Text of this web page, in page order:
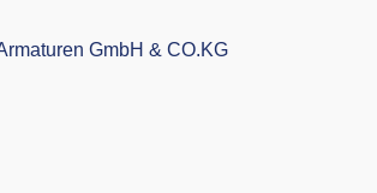
GmbH & CO.KG